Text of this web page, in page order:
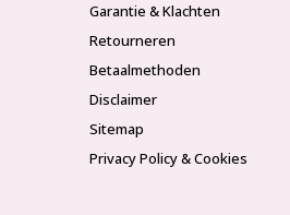
Garantie & Klachten
Retourneren
Betaalmethoden
Disclaimer
Sitemap
Privacy Policy & Cookies